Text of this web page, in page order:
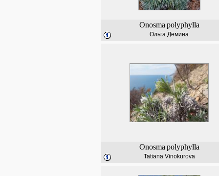
Onosma polyphylla
Ольга Демина
Onosma polyphylla
Tatiana Vinokurova